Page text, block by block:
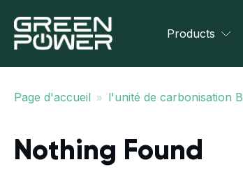
Products
Page d'accueil » l'unité de carbonisation
Nothing Found